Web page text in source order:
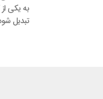
به یکی
تبدیل